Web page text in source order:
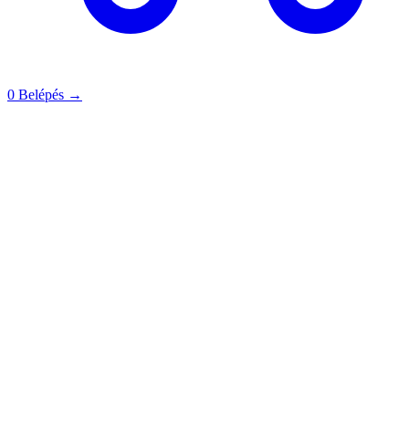
0 Belépés →